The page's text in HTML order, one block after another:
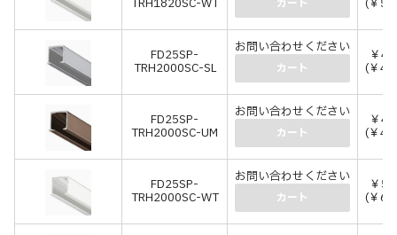
TRH1820SC-WT カート (￥
FD25SP-
TRH2000SC-SL
お問い合わせください
カート
￥
(￥
FD25SP-
TRH2000SC-UM
お問い合わせください
カート
￥
(￥
FD25SP-
TRH2000SC-WT
お問い合わせください
カート
￥
(￥